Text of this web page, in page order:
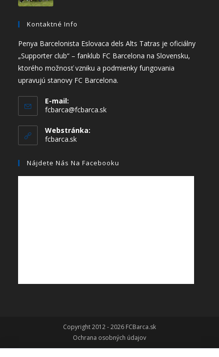
Kontaktné Info
Penya Barcelonista Eslovaca dels Alts Tatras je oficiálny
„Supporter club“ – fanklub FC Barcelona na Slovensku,
ktorého možnosť vzniku a podmienky fungovania
upravujú stanovy FC Barcelona.
E-mail:
fcbarca@fcbarca.sk
Webstránka:
fcbarca.sk
Nájdete Nás Na Facebooku
Copyright 2012 - 2026 FCBarca.sk
Ochrana osobných údajov